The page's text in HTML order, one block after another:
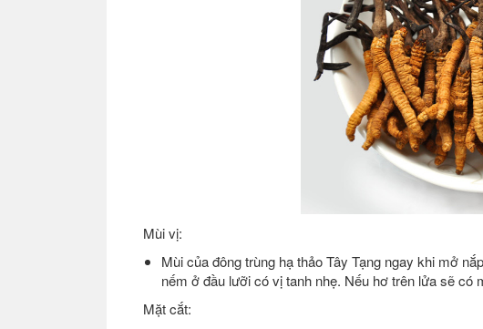
Mùi vị:
Mùi của đông trùng hạ thảo Tây Tạng ngay khi mở
nếm ở đầu lưỡi có vị tanh nhẹ. Nếu hơ trên lửa sẽ có
Mặt cắt: